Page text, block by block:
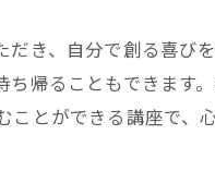
き、自分で創る喜び
帰ることもできます
とができる講座で、